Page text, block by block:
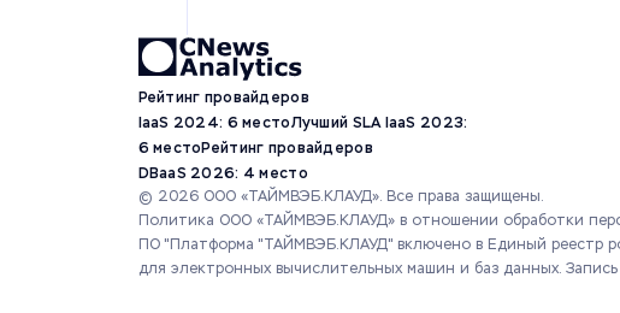
Рейтинг провайдеров
IaaS 2024: 6 местоЛучший SLA IaaS 2023:
6 местоРейтинг провайдеров
DBaaS 2026: 4 место
© 2026 ООО «ТАЙМВЭБ.КЛАУД». Все права защищены.
Политика ООО «ТАЙМВЭБ.КЛАУД» в отношении обработки
ПО "Платформа "ТАЙМВЭБ.КЛАУД" включено в Единый реестр
для электронных вычислительных машин и баз данных.